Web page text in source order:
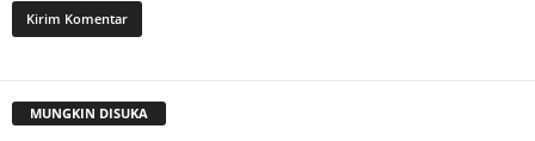
MUNGKIN DISUKA